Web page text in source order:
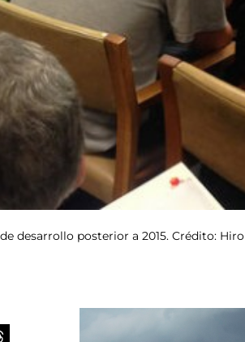
desarrollo posterior a 2015. Crédito: Hiro